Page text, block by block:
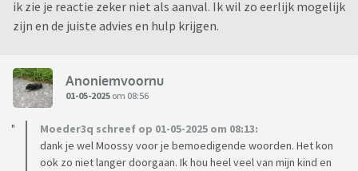
ik zie je reactie zeker niet als aanval. Ik wil zo eerlijk mogelijk
zijn en de juiste advies en hulp krijgen.
Anoniemvoornu
01-05-2025 om 08:56
Moeder3q schreef op 01-05-2025 om 08:13:
dank je wel Moossy voor je bemoedigende woorden. Het kon
ook zo niet langer doorgaan. Ik hou heel veel van mijn kind en